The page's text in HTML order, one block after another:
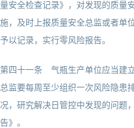
量安全检查记录》，对发现的质量
施，及时上报质量安全总监或者单
予以记录，实行零风险报告。
第四十一条 气瓶生产单位应当建
总监要每周至少组织一次风险隐患
况，研究解决日管控中发现的问题
告》。